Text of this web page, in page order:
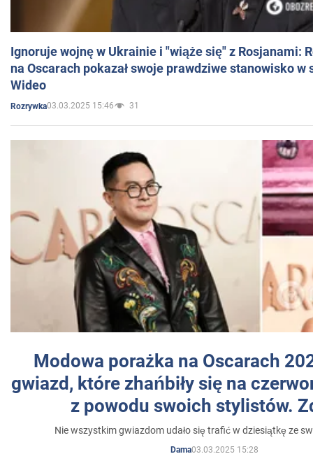
Ignoruje wojnę w Ukrainie i "wiąże się" z Rosjanami:
na Oscarach pokazał swoje prawdziwe stanowisko w
Wideo
Rozrywka03.03.2025 15:46 31
Modowa porażka na Oscarach
gwiazd, które zhańbiły się na
z powodu swoich stylistów.
Nie wszystkim gwiazdom udało się trafić w dziesiątkę ze
Dama03.03.2025 15:28